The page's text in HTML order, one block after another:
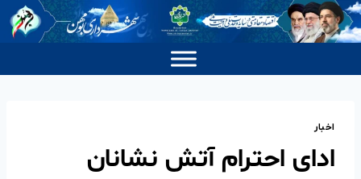
اخبار
ادای احترام آتش نشانان